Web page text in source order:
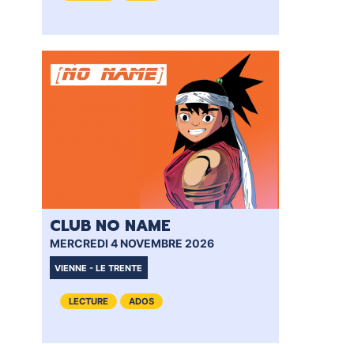
CLUB NO NAME
MERCREDI 4 NOVEMBRE 2026
VIENNE - LE TRENTE
LECTURE ADOS